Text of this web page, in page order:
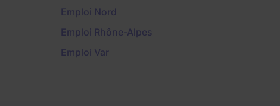
Emploi Nord
Emploi Rhône-Alpes
Emploi Var